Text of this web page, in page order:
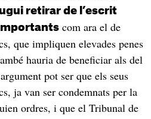
retirar de l’escrit
com ara el de
que impliquen elevades penes
hauria de beneficiar als del
pot ser que els seus
ja van ser condemnats per la
ordres, i que el Tribunal de